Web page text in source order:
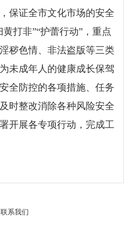
保证全市文化市场的安全
打非”“护蕾行动”，重点
秽色情、非法盗版等三类
未成年人的健康成长保驾
全防控的各项措施、任务
时整改消除各种风险安全
开展各专项行动，完成工
联系我们